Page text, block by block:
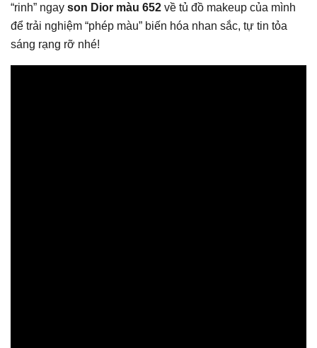
“rinh” ngay son Dior màu 652 về tủ đồ makeup của mình
để trải nghiệm “phép màu” biến hóa nhan sắc, tự tin tỏa
sáng rạng rỡ nhé!